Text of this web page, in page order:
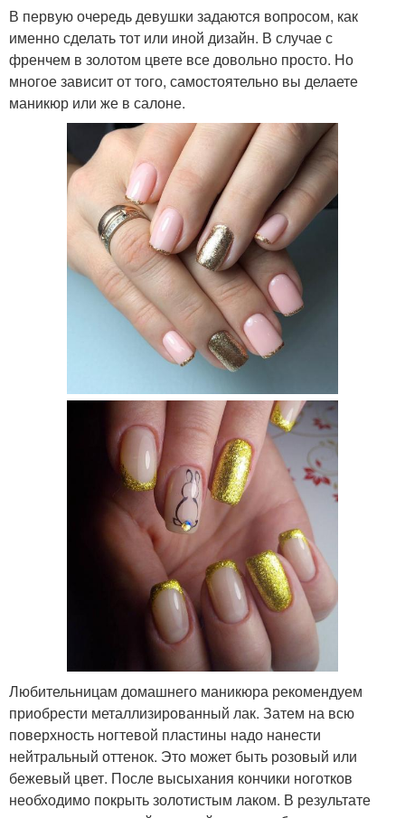
В первую очередь девушки задаются вопросом, как
именно сделать тот или иной дизайн. В случае с
френчем в золотом цвете все довольно просто. Но
многое зависит от того, самостоятельно вы делаете
маникюр или же в салоне.
Любительницам домашнего маникюра рекомендуем
приобрести металлизированный лак. Затем на всю
поверхность ногтевой пластины надо нанести
нейтральный оттенок. Это может быть розовый или
бежевый цвет. После высыхания кончики ноготков
необходимо покрыть золотистым лаком. В результате